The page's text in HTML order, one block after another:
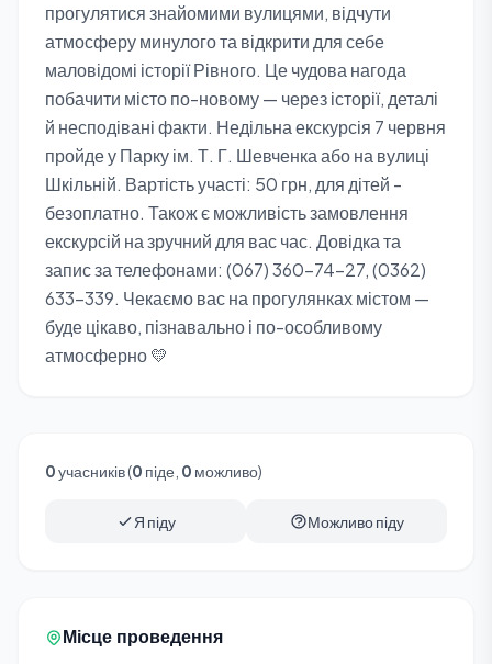
прогулятися знайомими вулицями, відчути
атмосферу минулого та відкрити для себе
маловідомі історії Рівного. Це чудова нагода
побачити місто по-новому — через історії, деталі
й несподівані факти. Недільна екскурсія 7 червня
пройде у Парку ім. Т. Г. Шевченка або на вулиці
Шкільній. Вартість участі: 50 грн, для дітей -
безоплатно. Також є можливість замовлення
екскурсій на зручний для вас час. Довідка та
запис за телефонами: (067) 360-74-27, (0362)
633-339. Чекаємо вас на прогулянках містом —
буде цікаво, пізнавально і по-особливому
атмосферно 💛
0учасників (0 піде, 0 можливо)
Я піду Можливо піду
Місце проведення